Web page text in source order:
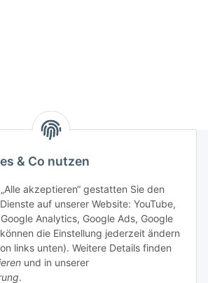
& Co nutzen
akzeptieren“ gestatten Sie den
auf unserer Website: YouTube,
Analytics, Google Ads, Google
die Einstellung jederzeit ändern
links unten). Weitere Details finden
und in unserer
.